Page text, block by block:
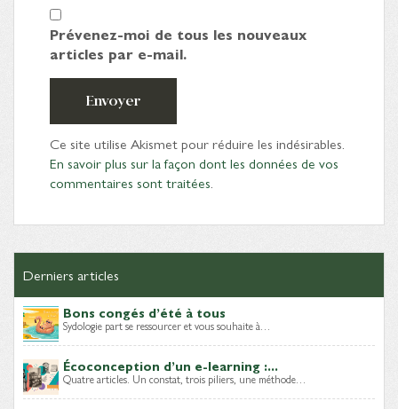
Prévenez-moi de tous les nouveaux
articles par e-mail.
Envoyer
Ce site utilise Akismet pour réduire les indésirables.
En savoir plus sur la façon dont les données de vos
commentaires sont traitées.
Derniers articles
Bons congés d’été à tous
Sydologie part se ressourcer et vous souhaite à…
Écoconception d’un e-learning :...
Quatre articles. Un constat, trois piliers, une méthode…